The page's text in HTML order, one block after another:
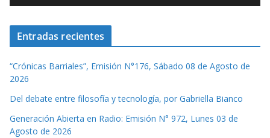
Entradas recientes
“Crónicas Barriales”, Emisión N°176, Sábado 08 de Agosto de
2026
Del debate entre filosofía y tecnología, por Gabriella Bianco
Generación Abierta en Radio: Emisión N° 972, Lunes 03 de
Agosto de 2026